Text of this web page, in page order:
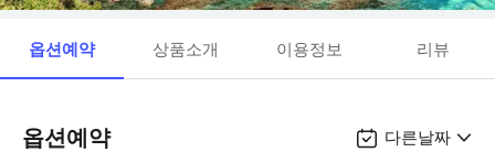
옵션예약 상품소개 이용정보 리뷰
옵션예약 다른날짜